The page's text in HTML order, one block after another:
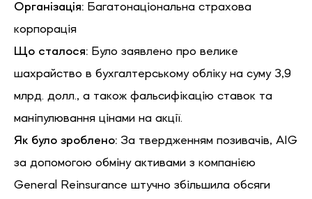
Організація: Багатонаціональна страхова
корпорація
Що сталося: Було заявлено про велике
шахрайство в бухгалтерському обліку на суму 3,9
млрд. долл., а також фальсифікацію ставок та
маніпулювання цінами на акції.
Як було зроблено: За твердженням позивачів, AIG
за допомогою обміну активами з компанією
General Reinsurance штучно збільшила обсяги